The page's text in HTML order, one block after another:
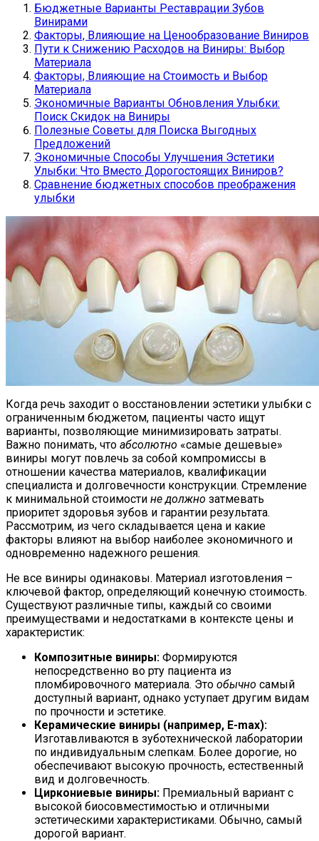
Бюджетные Варианты Реставрации Зубов
Винирами
Факторы, Влияющие на Ценообразование Виниров
Пути к Снижению Расходов на Виниры: Выбор
Материала
Факторы, Влияющие на Стоимость и Выбор
Материала
Экономичные Варианты Обновления Улыбки:
Поиск Скидок на Виниры
Полезные Советы для Поиска Выгодных
Предложений
Экономичные Способы Улучшения Эстетики
Улыбки: Что Вместо Дорогостоящих Виниров?
Сравнение бюджетных способов преображения
улыбки
Когда речь заходит о восстановлении эстетики улыбки с
ограниченным бюджетом, пациенты часто ищут
варианты, позволяющие минимизировать затраты.
Важно понимать, что абсолютно «самые дешевые»
виниры могут повлечь за собой компромиссы в
отношении качества материалов, квалификации
специалиста и долговечности конструкции. Стремление
к минимальной стоимости не должно затмевать
приоритет здоровья зубов и гарантии результата.
Рассмотрим, из чего складывается цена и какие
факторы влияют на выбор наиболее экономичного и
одновременно надежного решения.
Не все виниры одинаковы. Материал изготовления –
ключевой фактор, определяющий конечную стоимость.
Существуют различные типы, каждый со своими
преимуществами и недостатками в контексте цены и
характеристик:
Композитные виниры: Формируются
непосредственно во рту пациента из
пломбировочного материала. Это обычно самый
доступный вариант, однако уступает другим видам
по прочности и эстетике.
Керамические виниры (например, E-max):
Изготавливаются в зуботехнической лаборатории
по индивидуальным слепкам. Более дорогие, но
обеспечивают высокую прочность, естественный
вид и долговечность.
Циркониевые виниры: Премиальный вариант с
высокой биосовместимостью и отличными
эстетическими характеристиками. Обычно, самый
дорогой вариант.